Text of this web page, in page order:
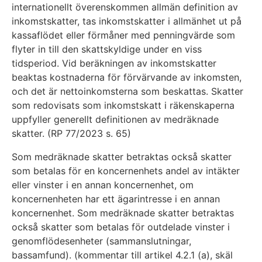
internationellt överenskommen allmän definition av
inkomstskatter, tas inkomstskatter i allmänhet ut på
kassaflödet eller förmåner med penningvärde som
flyter in till den skattskyldige under en viss
tidsperiod. Vid beräkningen av inkomstskatter
beaktas kostnaderna för förvärvande av inkomsten,
och det är nettoinkomsterna som beskattas. Skatter
som redovisats som inkomstskatt i räkenskaperna
uppfyller generellt definitionen av medräknade
skatter. (RP 77/2023 s. 65)
Som medräknade skatter betraktas också skatter
som betalas för en koncernenhets andel av intäkter
eller vinster i en annan koncernenhet, om
koncernenheten har ett ägarintresse i en annan
koncernenhet. Som medräknade skatter betraktas
också skatter som betalas för outdelade vinster i
genomflödesenheter (sammanslutningar,
bassamfund). (kommentar till artikel 4.2.1 (a), skäl